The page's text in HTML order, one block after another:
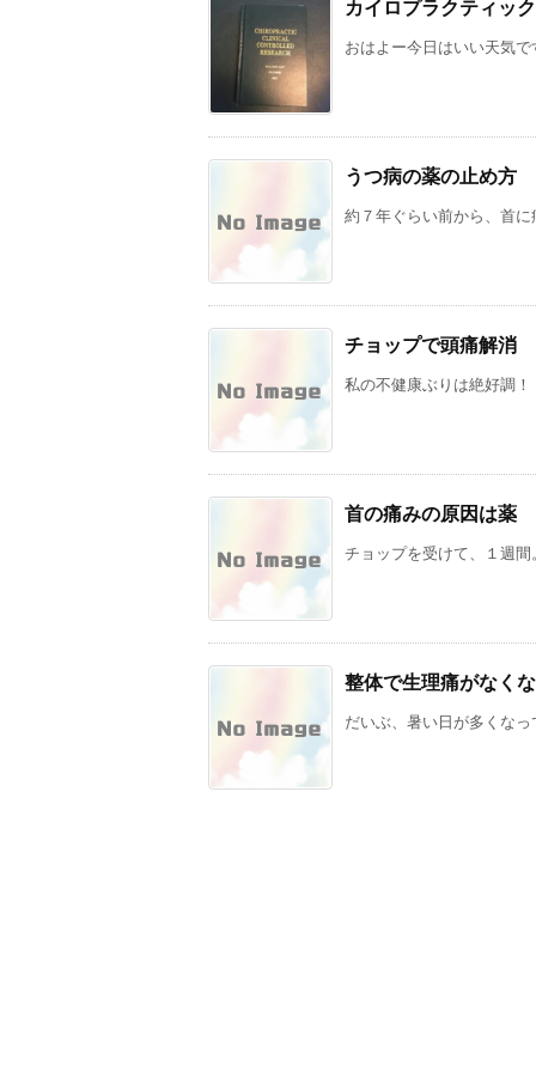
カイロプラクティッ
おはよー今日はいい天気
うつ病の薬の止め方
約７年ぐらい前から、首
チョップで頭痛解消
私の不健康ぶりは絶好調
首の痛みの原因は薬
チョップを受けて、１週
整体で生理痛がなく
だいぶ、暑い日が多くな